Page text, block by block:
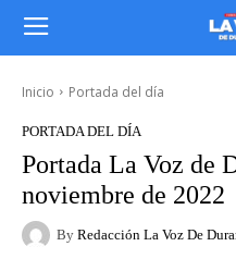
Inicio Portada del día
PORTADA DEL DÍA
Portada La Voz de
noviembre de 2022
By Redacción La Voz De